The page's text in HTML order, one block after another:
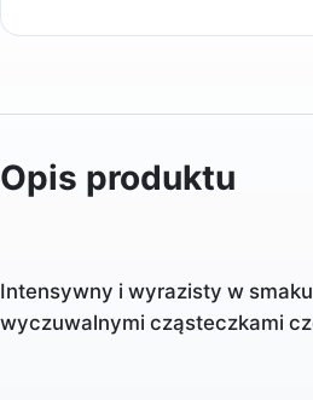
Opis produktu
Intensywny i wyrazisty w
wyczuwalnymi cząsteczkami